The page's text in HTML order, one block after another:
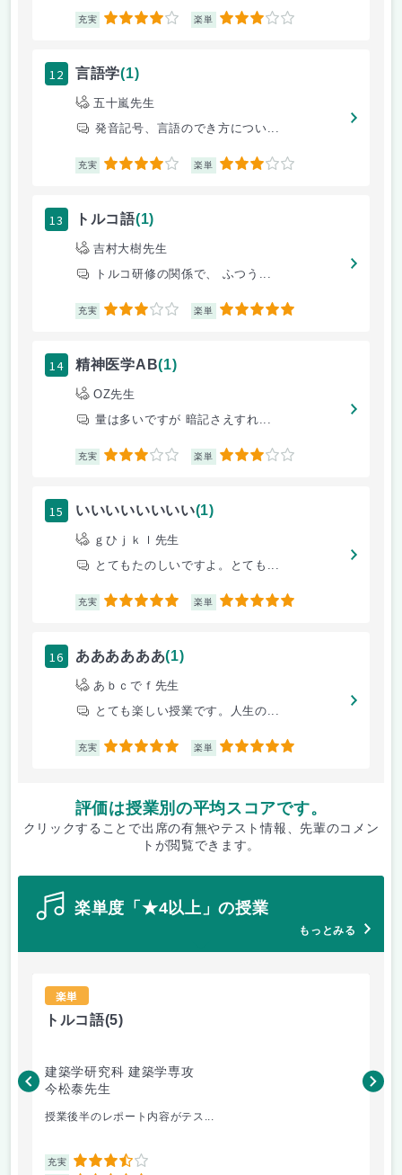
充実 4 楽単 3
12 言語学(1)
五十嵐先生
発音記号、言語のでき方につい...
充実 4 楽単 3
13 トルコ語(1)
吉村大樹先生
トルコ研修の関係で、 ふつう...
充実 3 楽単 5
14 精神医学AB(1)
OZ先生
量は多いですが 暗記さえすれ...
充実 3 楽単 3
15 いいいいいいいい(1)
ｇひｊｋｌ先生
とてもたのしいですよ。とても...
充実 5 楽単 5
16 ああああああ(1)
あｂｃでｆ先生
とても楽しい授業です。人生の...
充実 5 楽単 5
評価は授業別の平均スコアです。
クリックすることで出席の有無やテスト情報、先輩のコメン
トが閲覧できます。
楽単度「★4以上」の授業
もっとみる
楽単
トルコ語(5)
建築学研究科 建築学専攻
今松泰先生
授業後半のレポート内容がテス...
充実 3.5
今